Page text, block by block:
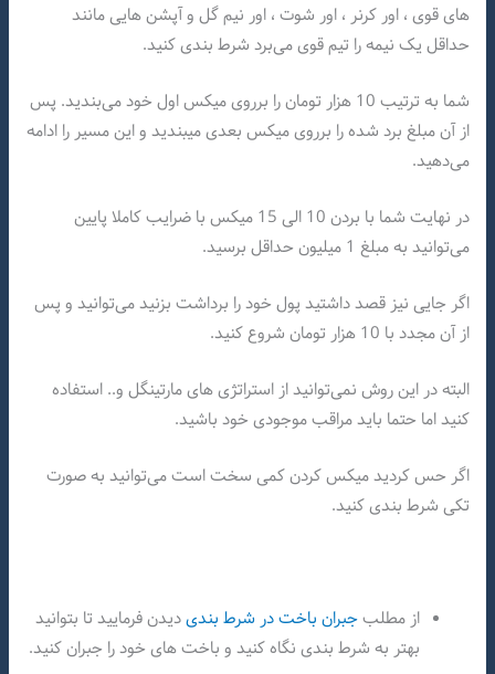
های قوی ، اور کرنر ، اور شوت ، اور نیم گل و‌ آپشن هایی مانند
حداقل یک نیمه را تیم قوی می‌برد شرط بندی کنید.
شما به ترتیب 10 هزار تومان را برروی میکس اول خود می‌بندید. پس
از آن مبلغ برد شده را برروی میکس بعدی میبندید و این مسیر را ادامه
می‌دهید.
در نهایت شما با بردن 10 الی 15 میکس با ضرایب کاملا پایین
می‌توانید به مبلغ 1 میلیون حداقل برسید.
اگر جایی نیز قصد داشتید پول خود را برداشت بزنید می‌توانید و پس
از آن مجدد با 10 هزار تومان شروع کنید‌.
البته در این روش نمی‌توانید از استراتژی های مارتینگل و..‌ استفاده
کنید اما حتما باید مراقب موجودی خود باشید‌.
اگر حس کردید میکس کردن کمی سخت است می‌توانید به صورت
تکی شرط بندی کنید.
از مطلبجبران باخت در شرط بندیدیدن فرمایید تا بتوانید
بهتر به شرط بندی نگاه کنید و باخت های خود را جبران کنید.